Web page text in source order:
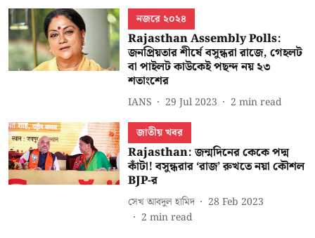
নজরে ২০২৪
Rajasthan Assembly Polls:
জনপ্রিয়তার শীর্ষে বসুন্ধরা রাজে, গেহলট
বা পাইলট কাউকেই পছন্দ নয় ২৩
শতাংশের
IANS 29 Jul 2023 2 min read
জাতীয় খবর
Rajasthan: জন্মদিনের কেকে পদ্ম
কাঁটা! বসুন্ধরার ‘রাজ’ রুখতে নয়া কৌশল
BJP-র
সেখ আবদুল হামিদ
28 Feb 2023
2 min read